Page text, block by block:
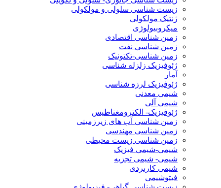
زیست شناسی سلولی و مولکولی
ژنتیک مولکولی
میکروبیولوژی
زمین شناسی اقتصادی
زمین شناسی نفت
زمین شناسی-تکتونیک
ژئوفیزیک زلزله شناسی
آمار
ژئوفیزیک لرزه شناسی
شیمی معدنی
شیمی آلی
ژئوفیزیک- الکترومغناطیس
زمین شناسی آب های زیرزمینی
زمین شناسی مهندسی
زمین شناسی زیست محیطی
شیمی-شیمی فیزیک
شیمی- شیمی تجزیه
شیمی کاربردی
فیتوشیمی